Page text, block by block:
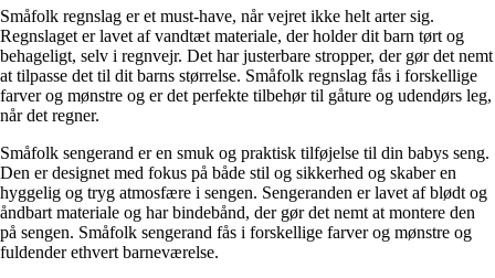
Småfolk regnslag er et must-have, når vejret ikke helt arter sig.
Regnslaget er lavet af vandtæt materiale, der holder dit barn tørt og
behageligt, selv i regnvejr. Det har justerbare stropper, der gør det nemt
at tilpasse det til dit barns størrelse. Småfolk regnslag fås i forskellige
farver og mønstre og er det perfekte tilbehør til gåture og udendørs leg,
når det regner.
Småfolk sengerand er en smuk og praktisk tilføjelse til din babys seng.
Den er designet med fokus på både stil og sikkerhed og skaber en
hyggelig og tryg atmosfære i sengen. Sengeranden er lavet af blødt og
åndbart materiale og har bindebånd, der gør det nemt at montere den
på sengen. Småfolk sengerand fås i forskellige farver og mønstre og
fuldender ethvert barneværelse.